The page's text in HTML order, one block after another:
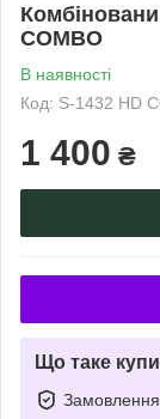
COMBO
В наявності
Код: S-1432 HD
1 400 ₴
Що таке
Замовлення